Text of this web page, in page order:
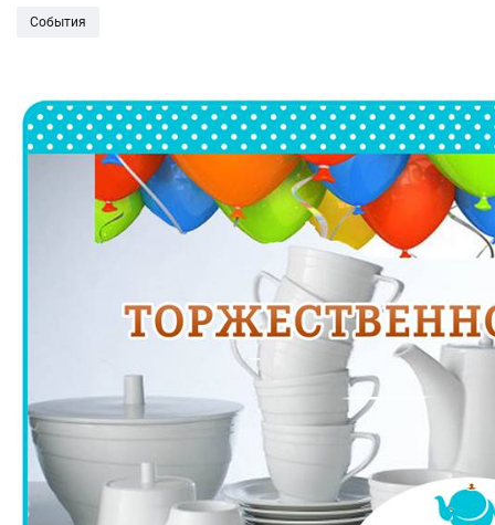
События